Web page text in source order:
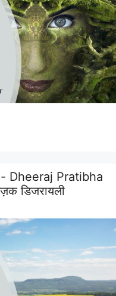
- Dheeraj Pratibha
डिजरायली